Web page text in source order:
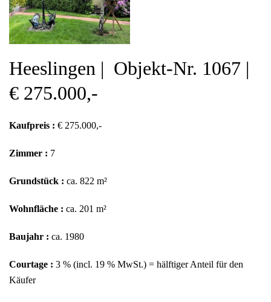
Heeslingen | Objekt-Nr. 1067 |
€ 275.000,-
Kaufpreis : € 275.000,-
Zimmer : 7
Grundstück : ca. 822 m²
Wohnfläche : ca. 201 m²
Baujahr : ca. 1980
Courtage : 3 % (incl. 19 % MwSt.) = hälftiger Anteil für den
Käufer